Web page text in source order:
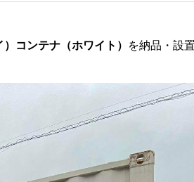
コンテナ（ホワイト）
を納品・設